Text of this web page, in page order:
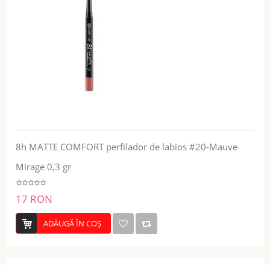
8h MATTE COMFORT perfilador de labios #20-Mauve
Mirage 0,3 gr
17 RON
ADĂUGĂ ÎN COŞ